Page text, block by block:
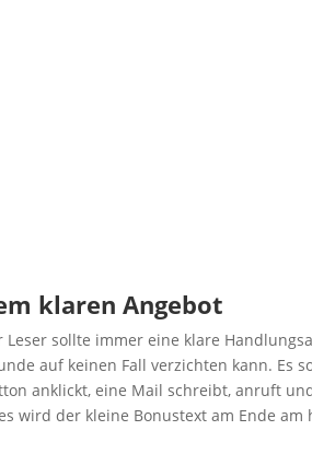
kla­ren Angebot
Leser soll­te immer eine kla­re
auf kei­nen Fall ver­zich­ten kann. Es
anklickt, eine Mail schreibt, anruft
wird der klei­ne Bonus­text am Ende am